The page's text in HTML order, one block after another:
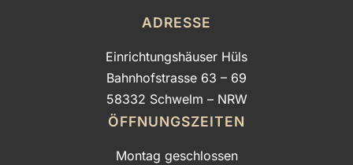
ADRESSE
Einrichtungshäuser Hüls
Bahnhofstrasse 63 – 69
58332 Schwelm – NRW
ÖFFNUNGSZEITEN
Montag geschlossen